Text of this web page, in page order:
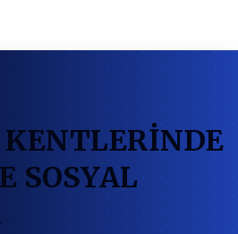
KENTLERİNDE
SOSYAL